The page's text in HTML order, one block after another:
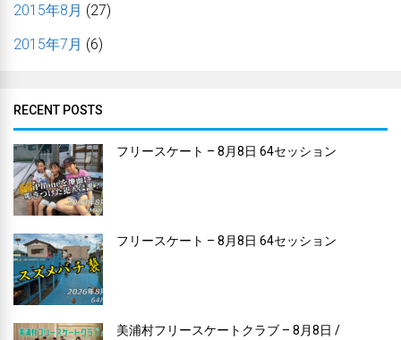
2015年8月 (27)
2015年7月 (6)
RECENT POSTS
フリースケート – 8月8日 64セッション
フリースケート – 8月8日 64セッション
美浦村フリースケートクラブ – 8月8日 /